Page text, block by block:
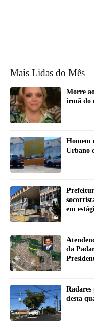
Mais Lidas do Mês
Morre
irmã do
Homem
Urbano
em
da
desta